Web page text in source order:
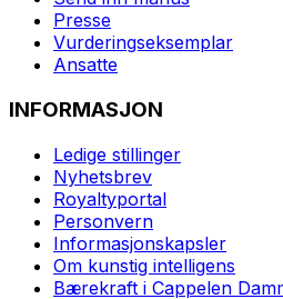
Presse
Vurderingseksemplar
Ansatte
INFORMASJON
Ledige stillinger
Nyhetsbrev
Royaltyportal
Personvern
Informasjonskapsler
Om kunstig intelligens
Bærekraft i Cappelen